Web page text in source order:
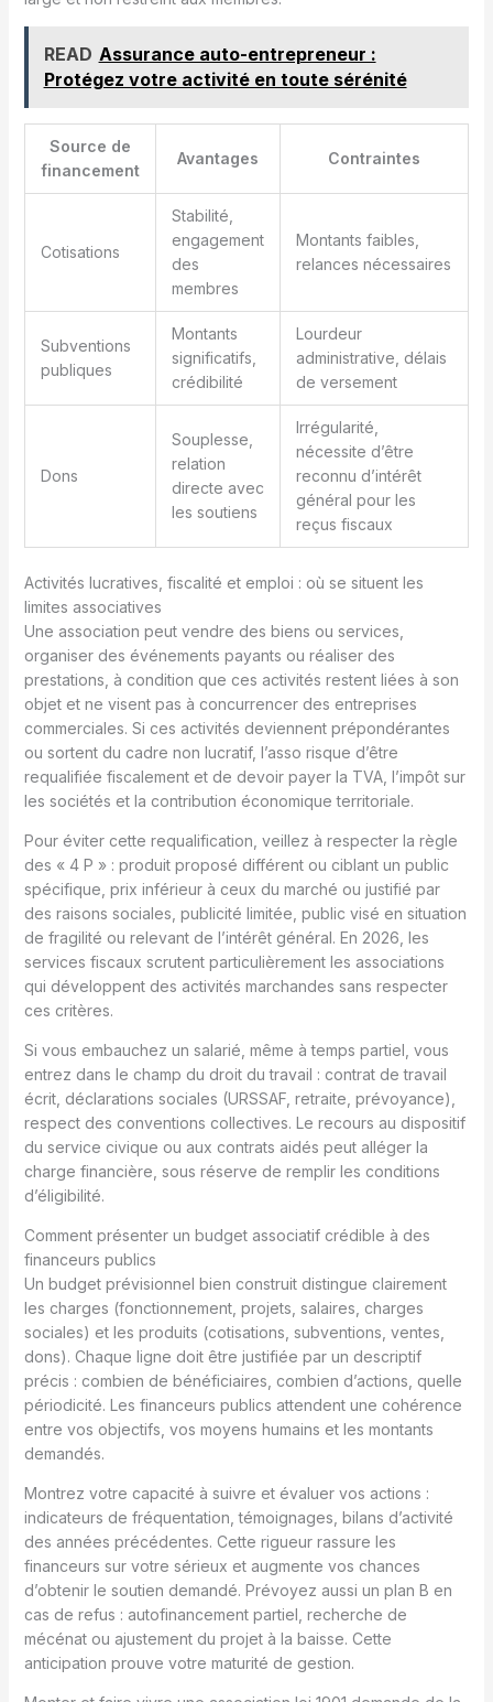
READ Assurance auto-entrepreneur :
Protégez votre activité en toute sérénité
Source de
financement
Avantages Contraintes
Cotisations
Stabilité,
engagement
des
membres
Montants faibles,
relances nécessaires
Subventions
publiques
Montants
significatifs,
crédibilité
Lourdeur
administrative, délais
de versement
Dons
Souplesse,
relation
directe avec
les soutiens
Irrégularité,
nécessite d’être
reconnu d’intérêt
général pour les
reçus fiscaux
Activités lucratives, fiscalité et emploi : où se situent les
limites associatives
Une association peut vendre des biens ou services,
organiser des événements payants ou réaliser des
prestations, à condition que ces activités restent liées à son
objet et ne visent pas à concurrencer des entreprises
commerciales. Si ces activités deviennent prépondérantes
ou sortent du cadre non lucratif, l’asso risque d’être
requalifiée fiscalement et de devoir payer la TVA, l’impôt sur
les sociétés et la contribution économique territoriale.
Pour éviter cette requalification, veillez à respecter la règle
des « 4 P » : produit proposé différent ou ciblant un public
spécifique, prix inférieur à ceux du marché ou justifié par
des raisons sociales, publicité limitée, public visé en situation
de fragilité ou relevant de l’intérêt général. En 2026, les
services fiscaux scrutent particulièrement les associations
qui développent des activités marchandes sans respecter
ces critères.
Si vous embauchez un salarié, même à temps partiel, vous
entrez dans le champ du droit du travail : contrat de travail
écrit, déclarations sociales (URSSAF, retraite, prévoyance),
respect des conventions collectives. Le recours au dispositif
du service civique ou aux contrats aidés peut alléger la
charge financière, sous réserve de remplir les conditions
d’éligibilité.
Comment présenter un budget associatif crédible à des
financeurs publics
Un budget prévisionnel bien construit distingue clairement
les charges (fonctionnement, projets, salaires, charges
sociales) et les produits (cotisations, subventions, ventes,
dons). Chaque ligne doit être justifiée par un descriptif
précis : combien de bénéficiaires, combien d’actions, quelle
périodicité. Les financeurs publics attendent une cohérence
entre vos objectifs, vos moyens humains et les montants
demandés.
Montrez votre capacité à suivre et évaluer vos actions :
indicateurs de fréquentation, témoignages, bilans d’activité
des années précédentes. Cette rigueur rassure les
financeurs sur votre sérieux et augmente vos chances
d’obtenir le soutien demandé. Prévoyez aussi un plan B en
cas de refus : autofinancement partiel, recherche de
mécénat ou ajustement du projet à la baisse. Cette
anticipation prouve votre maturité de gestion.